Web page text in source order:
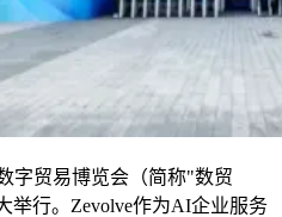
字贸易博览会（简称"数贸
举行。Zevolve作为AI企业服务